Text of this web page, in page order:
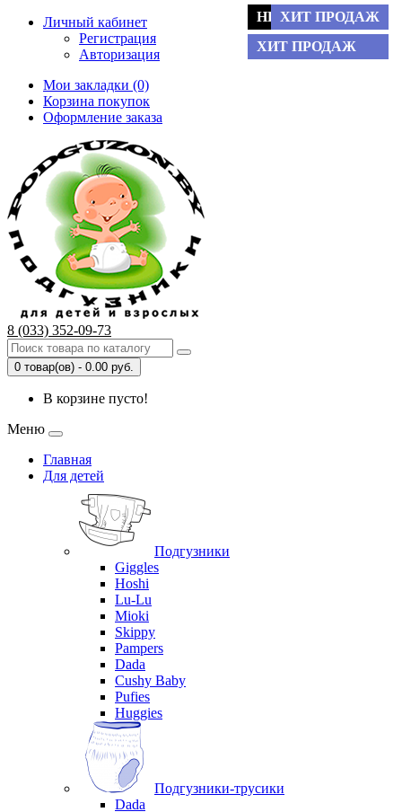
Личный кабинет
Регистрация
Авторизация
Мои закладки (0)
Корзина покупок
Оформление заказа
8 (033) 352-09-73
0 товар(ов) - 0.00 руб.
В корзине пусто!
Меню
Главная
Для детей
Подгузники
Giggles
Hoshi
Lu-Lu
Mioki
Skippy
Pampers
Dada
Cushy Baby
Pufies
Huggies
Подгузники-трусики
Dada
НЕТ В НАЛИЧИИ
НЕТ В НАЛИЧИИ
ХИТ ПРОДАЖ
ХИТ ПРОДАЖ
НЕТ В НАЛИЧИИ
ХИТ ПРОДАЖ
ХИТ ПРОДАЖ
ХИТ ПРОДАЖ